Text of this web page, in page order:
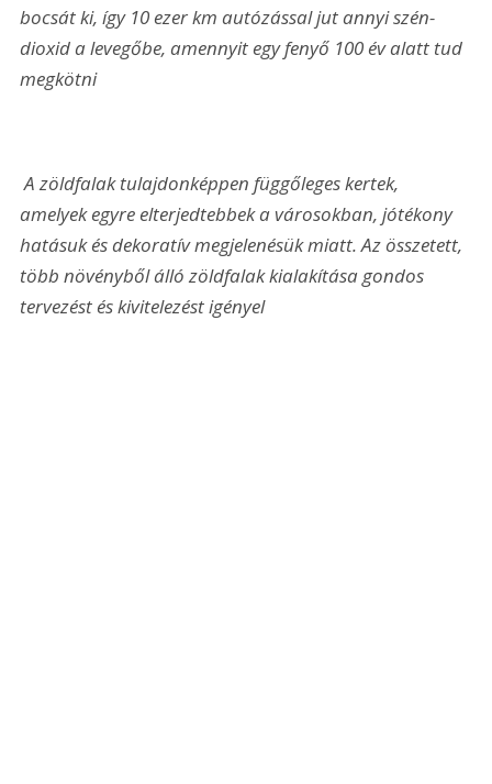
bocsát ki, így 10 ezer km autózással jut annyi szén-
dioxid a levegőbe, amennyit egy fenyő 100 év alatt tud
megkötni
A zöldfalak tulajdonképpen függőleges kertek,
amelyek egyre elterjedtebbek a városokban, jótékony
hatásuk és dekoratív megjelenésük miatt. Az összetett,
több növényből álló zöldfalak kialakítása gondos
tervezést és kivitelezést igényel